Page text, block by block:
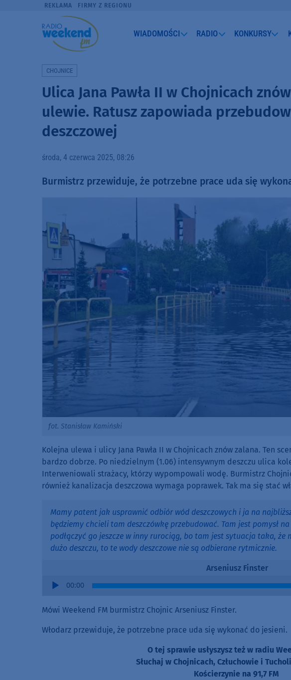
REKLAMA FIRMY Z REGIONU
WIADOMOŚCI RADIO KONKURSY
CHOJNICE
Ulica Jana Pawła II w Chojnicach
ulewie. Ratusz zapowiada
deszczowej
środa, 4 czerwca 2025, 08:26
Burmistrz przewiduje, że potrzebne prace uda się
fot. Stanisław Kamiński
Kolejna ulewa i ulicy Jana Pawła II w Chojnicach znów zalana. Ten
bardzo dobrze. Po niedzielnym (1.06) intensywnym deszczu ulica
Interweniowali strażacy, którzy wypompowali wodę. Burmistrz
również kanalizacja deszczowa wymaga poprawek. Tak ma się stać
Mamy patent jak usprawnić odbiór wód deszczowych i ja na
będziemy chcieli tam deszczówkę przebudować. Tam jest pomysł
podłączyć go jeszcze w inny rurociąg, bo tam jest sytuacja taka, że
dużo deszczu, to te wody deszczowe nie są odbierane rytmicznie.
Arseniusz Finster
Audio
00:00
Mówi Weekend FM burmistrz Chojnic Arseniusz Finster.
Włodarz przewiduje, że potrzebne prace uda się wykonać do jesieni.
O tej sprawie usłyszysz też w radiu
Słuchaj w Chojnicach, Człuchowie i
Kościerzynie na 91,7 FM